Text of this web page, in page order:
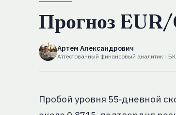
Прогноз
Артем Александрович
Аттестованный финансовый аналитик |
Пробой уровня 55‑дневной